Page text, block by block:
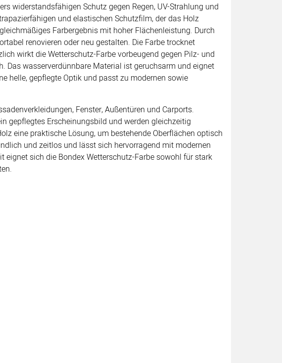
widerstandsfähigen Schutz gegen Regen, UV-Strahlung und
und elastischen Schutzfilm, der das Holz
Farbergebnis mit hoher Flächenleistung. Durch
renovieren oder neu gestalten. Die Farbe trocknet
wirkt die Wetterschutz-Farbe vorbeugend gegen Pilz- und
wasserverdünnbare Material ist geruchsarm und eignet
helle, gepflegte Optik und passt zu modernen sowie
Fenster, Außentüren und Carports.
gepflegtes Erscheinungsbild und werden gleichzeitig
eine praktische Lösung, um bestehende Oberflächen optisch
und zeitlos und lässt sich hervorragend mit modernen
sich die Bondex Wetterschutz-Farbe sowohl für stark